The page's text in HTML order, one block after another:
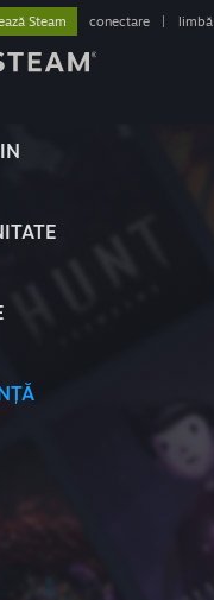
Steam conectare limbă